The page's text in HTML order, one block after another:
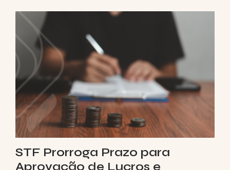
STF Prorroga Prazo para
Aprovação de Lucros e